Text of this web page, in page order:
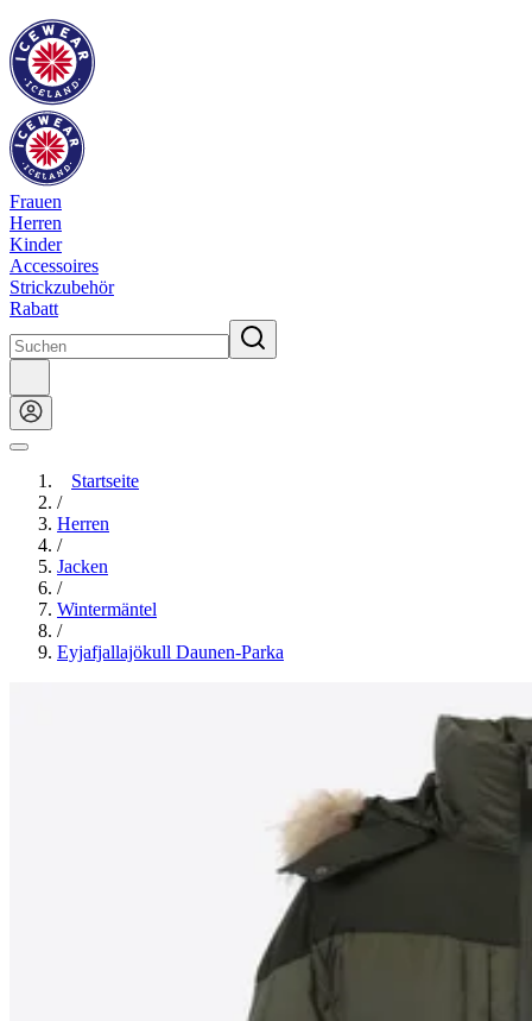
Frauen
Herren
Kinder
Accessoires
Strickzubehör
Rabatt
Startseite
/
Herren
/
Jacken
/
Wintermäntel
/
Eyjafjallajökull Daunen-Parka